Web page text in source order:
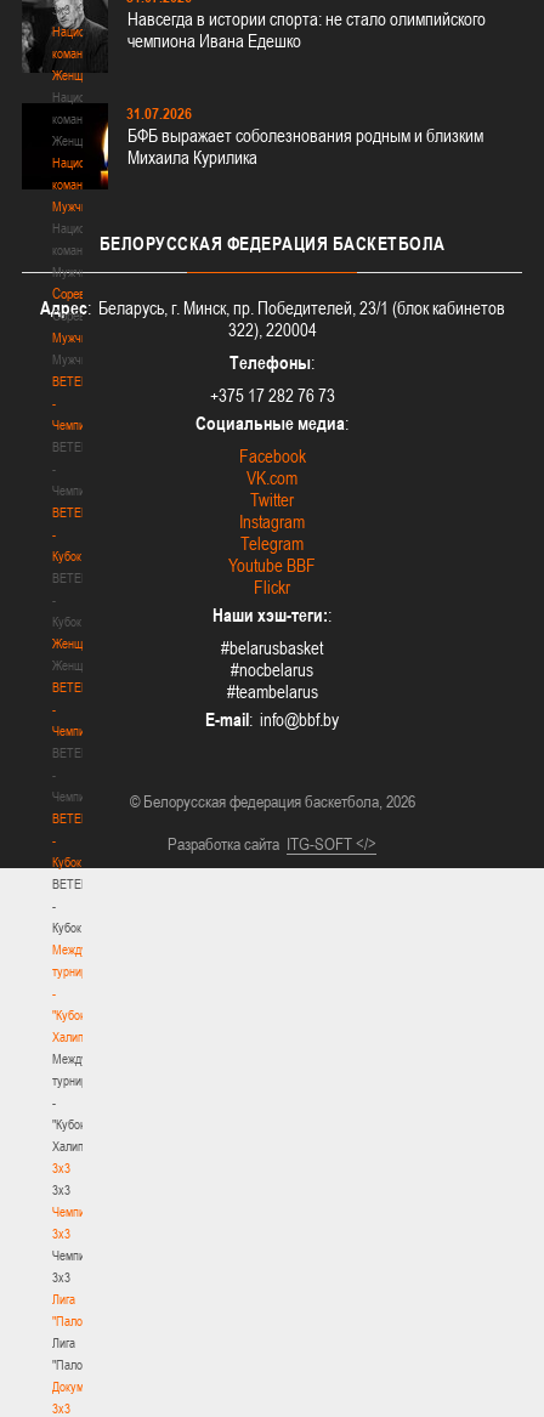
3х3
Национальная
команда.
Женщины
Национальная
команда.
Женщины
Национальная
команда.
Мужчины
Национальная
команда.
Мужчины
Соревнования
Соревнования
Мужчины
Мужчины
BETERA
-
Чемпионат
BETERA
-
Чемпионат
BETERA
-
Кубок
BETERA
-
Кубок
Женщины
Женщины
BETERA
-
Чемпионат
BETERA
-
Чемпионат
BETERA
-
Кубок
BETERA
-
Кубок
Международный
турнир
-
"Кубок
Халипского"
Международный
турнир
-
"Кубок
Халипского"
3x3
3x3
Чемпионат
3х3
Чемпионат
3х3
Лига
"Палова"
Лига
"Палова"
Документы
3х3
Навсегда в истории спорта: не стало олимпийского
чемпиона Ивана Едешко
31.07.2026
БФБ выражает соболезнования родным и близким
Михаила Курилика
БЕЛОРУССКАЯ ФЕДЕРАЦИЯ БАСКЕТБОЛА
Адрес: Беларусь, г. Минск, пр. Победителей, 23/1 (блок кабинетов
322), 220004
Телефоны:
+375 17 282 76 73
Социальные медиа:
Facebook
VK.com
Twitter
Instagram
Telegram
Youtube BBF
Flickr
Наши хэш-теги::
#belarusbasket
#nocbelarus
#teambelarus
E-mail:
© Белорусская федерация баскетбола, 2026
Разработка сайта ITG-SOFT </>